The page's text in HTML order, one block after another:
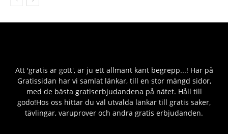
Att 'gratis är gott', är ju ett allmänt känt begrepp...! Här på
Gratissidan har vi samlat länkar, till en stor mängd sidor,
med de bästa gratiserbjudandena på nätet. Håll till
godo!Hos oss hittar du väl utvalda länkar till gratis saker,
tävlingar, varuprover och andra gratis erbjudanden.